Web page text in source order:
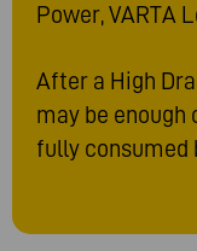
Power, VARTA
After a High
may be
fully consumed